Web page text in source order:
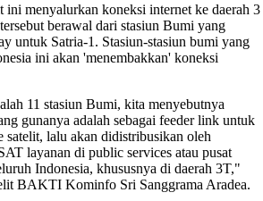
menyalurkan koneksi internet ke daerah 3
berawal dari stasiun Bumi yang
untuk Satria-1. Stasiun-stasiun bumi yang
ini akan 'menembakkan' koneksi
11 stasiun Bumi, kita menyebutnya
gunanya adalah sebagai feeder link untuk
satelit, lalu akan didistribusikan oleh
layanan di public services atau pusat
Indonesia, khususnya di daerah 3T,"
BAKTI Kominfo Sri Sanggrama Aradea.